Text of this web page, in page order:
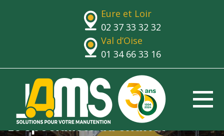
Eure et Loir
02 37 33 32 32
Val d’Oise
01 34 66 33 16
Le spécialiste du chariot